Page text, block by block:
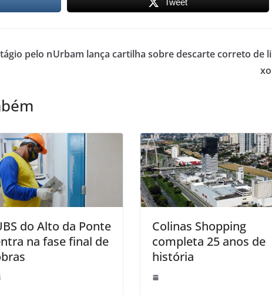
Tweet
pelo nUrbam lança cartilha sobre descarte correto de li
xo
do Alto da Ponte
na fase final de
Colinas Shopping
completa 25 anos de
história